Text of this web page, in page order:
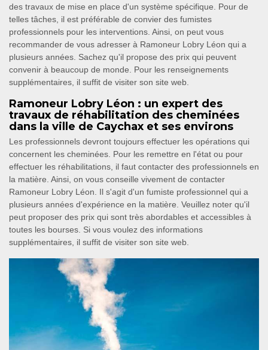
des travaux de mise en place d'un système spécifique. Pour de
telles tâches, il est préférable de convier des fumistes
professionnels pour les interventions. Ainsi, on peut vous
recommander de vous adresser à Ramoneur Lobry Léon qui a
plusieurs années. Sachez qu'il propose des prix qui peuvent
convenir à beaucoup de monde. Pour les renseignements
supplémentaires, il suffit de visiter son site web.
Ramoneur Lobry Léon : un expert des
travaux de réhabilitation des cheminées
dans la ville de Caychax et ses environs
Les professionnels devront toujours effectuer les opérations qui
concernent les cheminées. Pour les remettre en l'état ou pour
effectuer les réhabilitations, il faut contacter des professionnels en
la matière. Ainsi, on vous conseille vivement de contacter
Ramoneur Lobry Léon. Il s'agit d'un fumiste professionnel qui a
plusieurs années d'expérience en la matière. Veuillez noter qu'il
peut proposer des prix qui sont très abordables et accessibles à
toutes les bourses. Si vous voulez des informations
supplémentaires, il suffit de visiter son site web.